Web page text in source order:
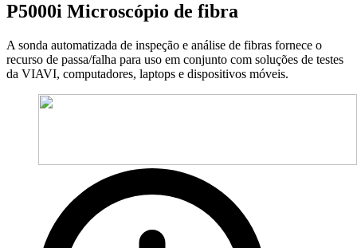
P5000i Microscópio de fibra
A sonda automatizada de inspeção e análise de fibras fornece o
recurso de passa/falha para uso em conjunto com soluções de testes
da VIAVI, computadores, laptops e dispositivos móveis.